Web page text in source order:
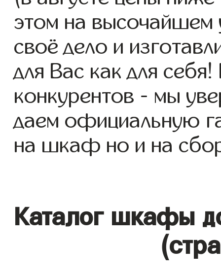
этом на
своё дело и
для Вас как для
конкурентов - мы
даем официальную
на шкаф но и на
Каталог шкафы